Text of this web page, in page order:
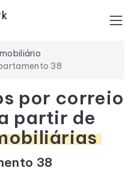
38
por correio
partir de
38